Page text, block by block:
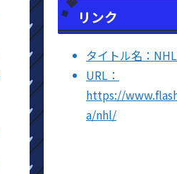
リンク
タイトル名：
URL：
https://
a/nhl/